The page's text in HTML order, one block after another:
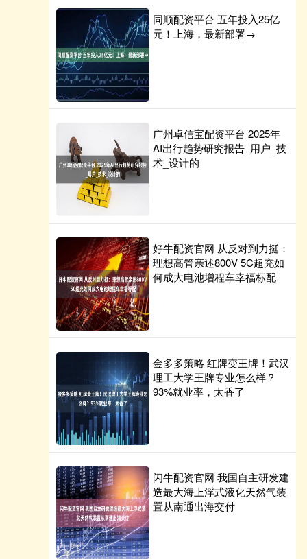
同顺配资平台 五年投入25亿
元！上海，最新部署→
广州卓信宝配资平台 2025年
AI出行趋势研究报告_用户_技
术_设计的
好牛配资官网 从反对到力挺：
理想高管亲述800V 5C超充如
何成大电池增程车幸福标配
金多多策略 红牌变王牌！武汉
理工大学王牌专业怎么样？
93%就业率，太香了
闪牛配资官网 我国自主研发建
造最大海上浮式液化天然气装
置从南通出海交付